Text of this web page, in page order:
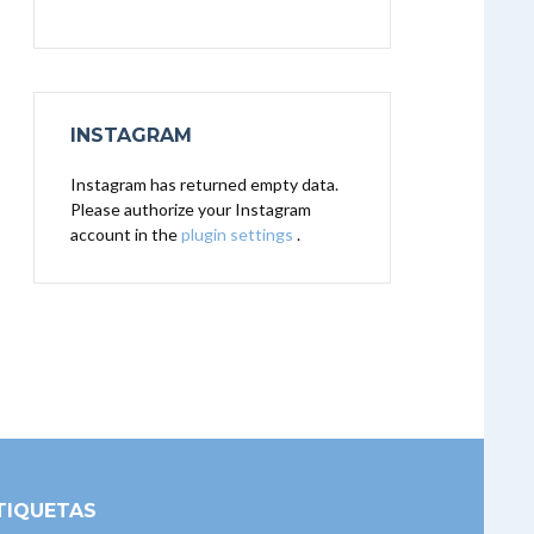
INSTAGRAM
Instagram has returned empty data.
Please authorize your Instagram
account in theplugin settings .